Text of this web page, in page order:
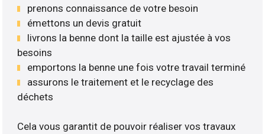
prenons connaissance de votre besoin
émettons un devis gratuit
livrons la benne dont la taille est ajustée à vos
besoins
emportons la benne une fois votre travail terminé
assurons le traitement et le recyclage des
déchets
Cela vous garantit de pouvoir réaliser vos travaux